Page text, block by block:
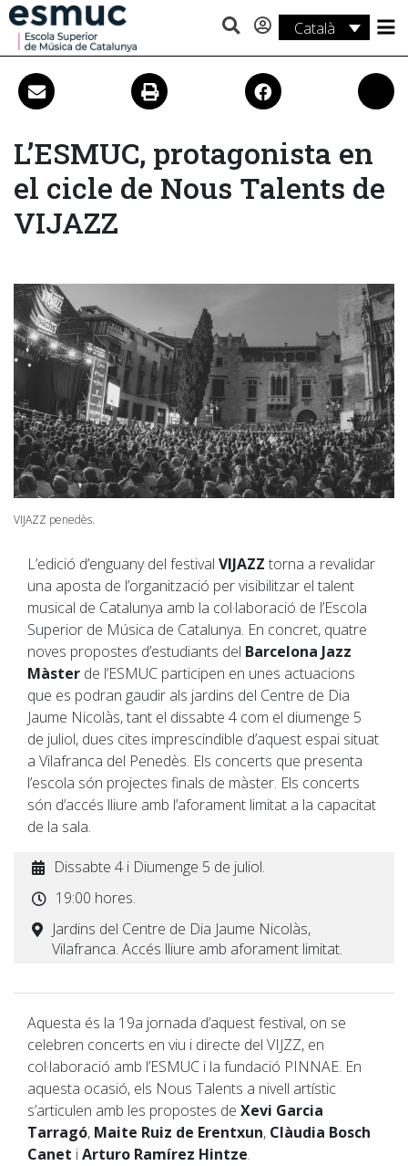
Català
Estudis
Recerca
Activitats
L’ESMUC, protagonista en
el cicle de Nous Talents de
VIJAZZ
VIJAZZ penedès.
L’edició d’enguany del festival VIJAZZ torna a revalidar
una aposta de l’organització per visibilitzar el talent
musical de Catalunya amb la col·laboració de l’Escola
Superior de Música de Catalunya. En concret, quatre
noves propostes d’estudiants del Barcelona Jazz
Màster de l’ESMUC participen en unes actuacions
que es podran gaudir als jardins del Centre de Dia
Jaume Nicolàs, tant el dissabte 4 com el diumenge 5
de juliol, dues cites imprescindible d’aquest espai situat
a Vilafranca del Penedès. Els concerts que presenta
l’escola són projectes finals de màster. Els concerts
són d’accés lliure amb l’aforament limitat a la capacitat
de la sala.
Dissabte 4 i Diumenge 5 de juliol.
19:00 hores.
Jardins del Centre de Dia Jaume Nicolàs,
Vilafranca. Accés lliure amb aforament limitat.
Aquesta és la 19a jornada d’aquest festival, on se
celebren concerts en viu i directe del VIJZZ, en
col·laboració amb l’ESMUC i la fundació PINNAE. En
aquesta ocasió, els Nous Talents a nivell artístic
s’articulen amb les propostes de Xevi Garcia
Tarragó, Maite Ruiz de Erentxun, Clàudia Bosch
Canet iArturo Ramírez Hintze.